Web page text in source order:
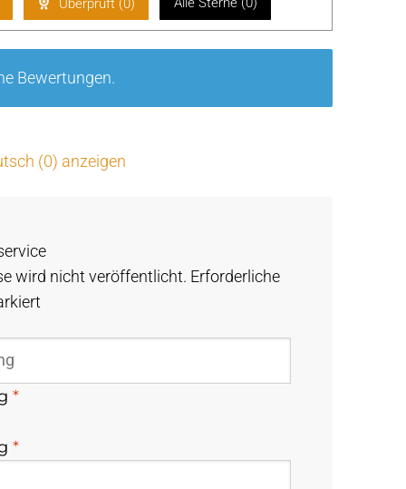
mi
n
Überprüft (0)
Bewertungen.
(0) anzeigen
wird nicht veröffentlicht. Erforderliche
*
*